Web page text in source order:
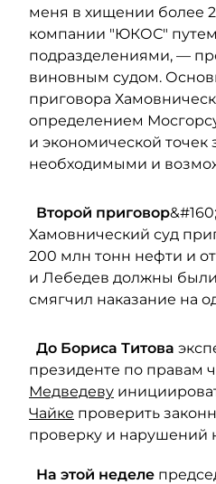
меня в хищении более
компании "ЮКОС"
подразделениями, —
виновным судом.
приговора
определением
и экономической точек
необходимыми и
Второй приговор
Хамовнический суд
200 млн тонн нефти и
и Лебедев должны были
смягчил наказание на
До Бориса Титова
президенте по правам
Медведеву
Чайке проверить
проверку и нарушений
На этой неделе